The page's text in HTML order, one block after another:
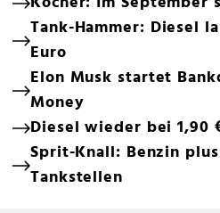
Tank-Hammer: Diesel
Euro
Elon Musk startet
Money
Diesel wieder bei 1,90
Sprit-Knall: Benzin
Tankstellen